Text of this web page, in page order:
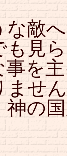
な敵
も見
事を
ませ
神の